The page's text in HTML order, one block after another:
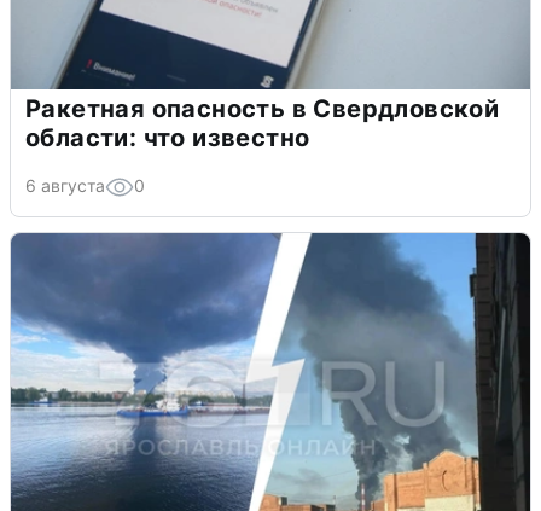
Ракетная опасность в Свердловской
области: что известно
6 августа 0